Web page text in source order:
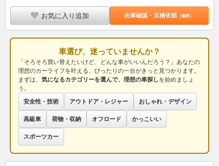
お気に入り追加 在庫確認・見積依頼（無料）
車選び、迷っていませんか？
「そろそろ買い替えたいけど、どんな車がいいんだろう？」あなたの
理想のカーライフを叶える、ぴったりの一台がきっと見つかります。
まずは、 気になるカテゴリーを選んで、理想の車探しを始めましょ
う。
安全性・技術
アウトドア・レジャー おしゃれ・デザイン
高級車 荷物・収納 オフロード かっこいい
スポーツカー